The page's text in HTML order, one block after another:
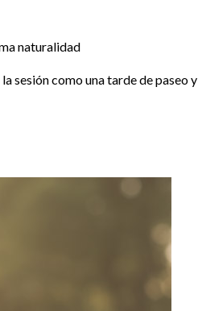
naturalidad
sesión como una tarde de paseo y